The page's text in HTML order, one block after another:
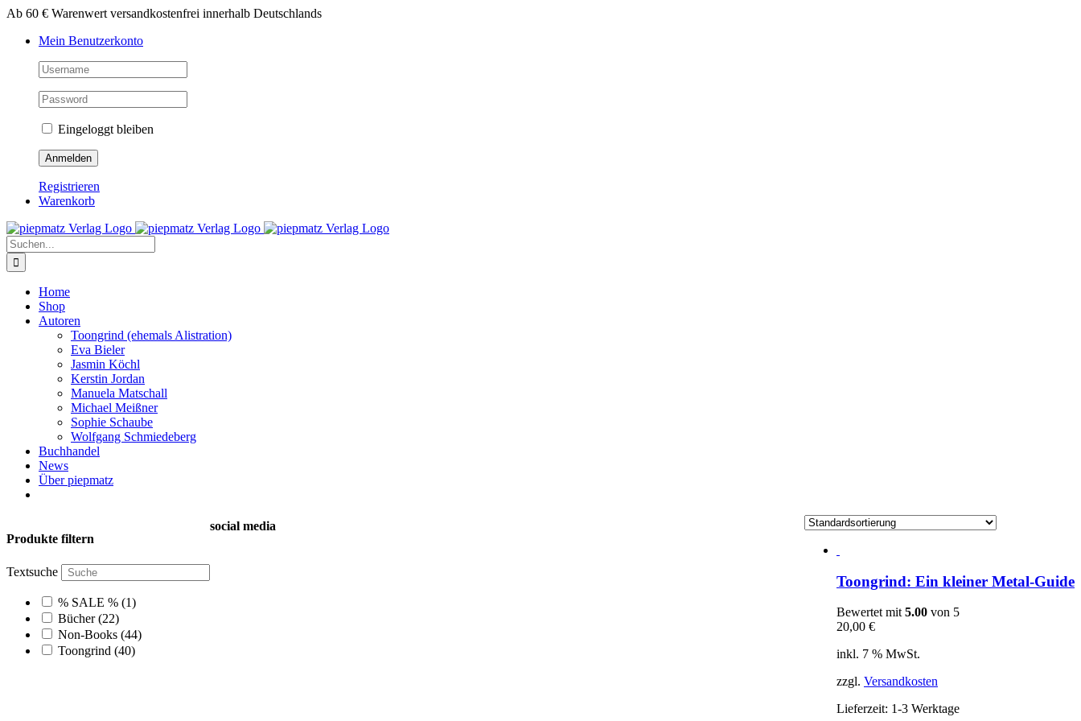
Zum
springen
Ab 60 € Warenwert versandkostenfrei innerhalb Deutschlands
Mein Benutzerkonto
Eingeloggt bleiben
Registrieren
Warenkorb
Suche
nach:
Home
Shop
Autoren
Toongrind (ehemals Alistration)
Eva Bieler
Jasmin Köchl
Kerstin Jordan
Manuela Matschall
Michael Meißner
Sophie Schaube
Wolfgang Schmiedeberg
Buchhandel
News
Über piepmatz
Toongrind: Ein kleiner Metal-Guide
Bewertet mit5.00 von 5
20,00 €
inkl. 7 % MwSt.
zzgl. Versandkosten
Lieferzeit: 1-3 Werktage
Produkte filtern
Textsuche
% SALE % (1)
Bücher(22)
Non-Books (44)
Toongrind (40)
social media